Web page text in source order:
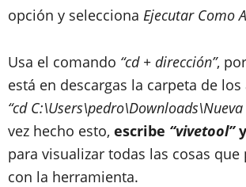
opción y selecciona Ejecutar Como
Usa el comando “cd + dirección”,
está en descargas la carpeta de
“cd
vez hecho esto, escribe “vivetool”
para visualizar todas las cosas que
con la herramienta.